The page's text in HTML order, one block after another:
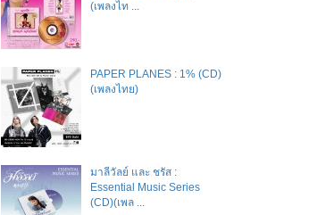
(เพลงไท ...
PAPER PLANES : 1% (CD)
(เพลงไทย)
มาลีวัลย์​ และ​ ชรัส​ :
Essential Music Series
(CD)(เพล ...